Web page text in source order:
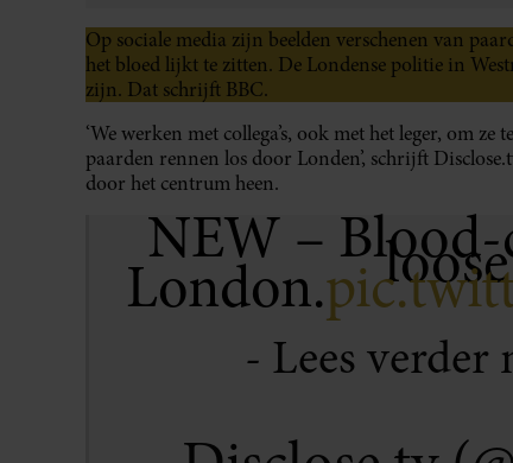
Op sociale media zijn beelden verschenen van
het bloed lijkt te zitten. De Londense politie in
zijn. Dat schrijft BBC.
‘We werken met collega’s, ook met het leger, om
paarden rennen los door Londen’, schrijft
door het centrum heen.
NEW – Blood-
London.